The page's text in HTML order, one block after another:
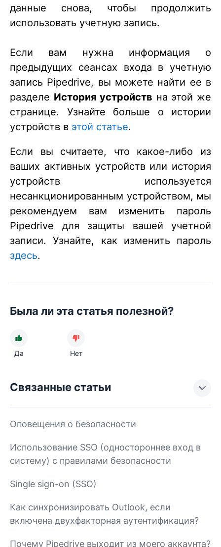
данные снова, чтобы продолжить
использовать учетную запись.
Если вам нужна информация о
предыдущих сеансах входа в учетную
запись Pipedrive, вы можете найти ее в
разделе История устройств на этой же
странице. Узнайте больше о истории
устройств в этой статье.
Если вы считаете, что какое-либо из
ваших активных устройств или история
устройств используется
несанкционированным устройством, мы
рекомендуем вам изменить пароль
Pipedrive для защиты вашей учетной
записи. Узнайте, как изменить пароль
здесь.
Была ли эта статья полезной?
Да Нет
Связанные статьи
Оповещения о безопасности
Использование SSO (одностороннее вход в
систему) с правилами безопасности
Single sign-on (SSO)
Как синхронизировать Outlook, если
включена двухфакторная аутентификация?
Почему Pipedrive выходит из моего аккаунта?